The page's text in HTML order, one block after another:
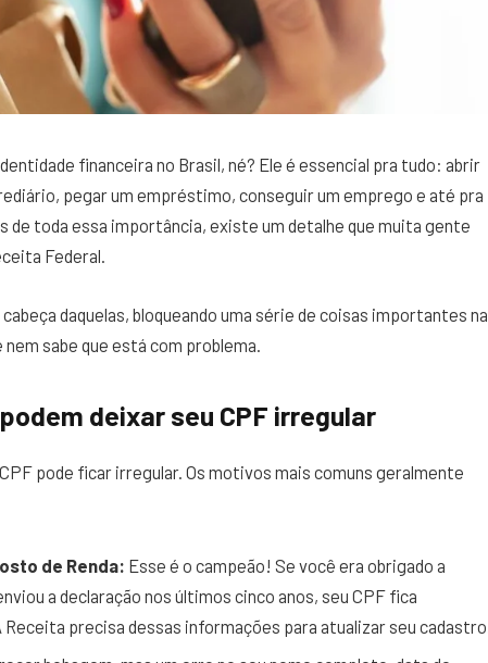
financeira no Brasil, né? Ele é essencial pra tudo: abrir
pegar um empréstimo, conseguir um emprego e até pra
de toda essa importância, existe um detalhe que muita gente
Federal.
daquelas, bloqueando uma série de coisas importantes na
sabe que está com problema.
deixar seu CPF irregular
pode ficar irregular. Os motivos mais comuns geralmente
de Renda: Esse é o campeão! Se você era obrigado a
a declaração nos últimos cinco anos, seu CPF fica
Receita precisa dessas informações para atualizar seu cadastro.